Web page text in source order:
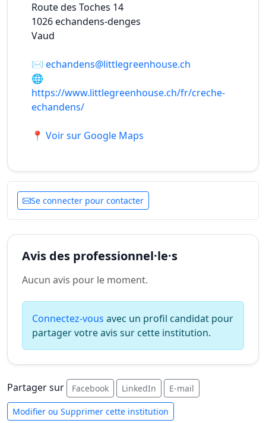
Route des Toches 14
1026echandens-denges
Vaud
✉️ echandens@littlegreenhouse.ch
🌐
https://www.littlegreenhouse.ch/fr/creche-
echandens/
📍 Voir sur Google Maps
Se connecter pour contacter
Avis des professionnel·le·s
Aucun avis pour le moment.
Connectez-vous avec un profil candidat pour
partager votre avis sur cette institution.
Partager sur Facebook LinkedIn E-mail
Modifier ou Supprimer cette institution